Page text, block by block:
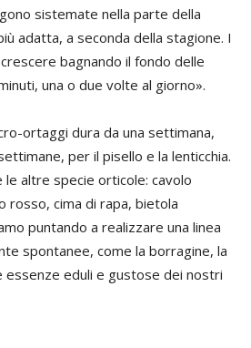
sistemate nella parte della
adatta, a seconda della stagione. I
bagnando il fondo delle
una o due volte al giorno».
ortaggi dura da una settimana,
per il pisello e la lenticchia.
altre specie orticole: cavolo
rosso, cima di rapa, bietola
puntando a realizzare una linea
spontanee, come la borragine, la
essenze eduli e gustose dei nostri